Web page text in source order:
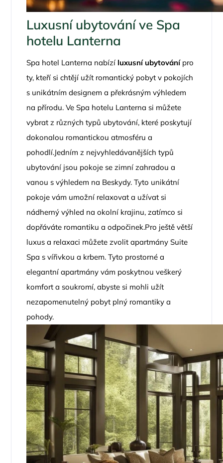
Luxusní ubytování ve Spa
hotelu Lanterna
Spa hotel Lanterna nabízí luxusní ubytovánípro
ty, kteří si chtějí užít romantický pobyt v pokojích
s unikátním designem a překrásným výhledem
na přírodu. Ve Spa hotelu Lanterna si můžete
vybrat z různých typů ubytování, které poskytují
dokonalou romantickou atmosféru a
pohodlí.Jedním z nejvyhledávanějších typů
ubytování jsou pokoje se zimní zahradou a
vanou s výhledem na Beskydy. Tyto unikátní
pokoje vám umožní relaxovat a užívat si
nádherný výhled na okolní krajinu, zatímco si
dopřáváte romantiku a odpočinek.Pro ještě větší
luxus a relaxaci můžete zvolit apartmány Suite
Spa s vířivkou a krbem. Tyto prostorné a
elegantní apartmány vám poskytnou veškerý
komfort a soukromí, abyste si mohli užít
nezapomenutelný pobyt plný romantiky a
pohody.